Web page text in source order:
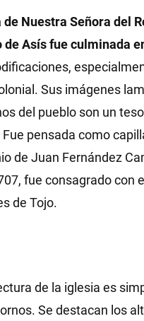
Nuestra Señora del
de Asís fue culminada
Sus imágenes
del pueblo son un
Fue pensada como
de Juan Fernández
fue consagrado con
de Tojo.
de la iglesia es
Se destacan los